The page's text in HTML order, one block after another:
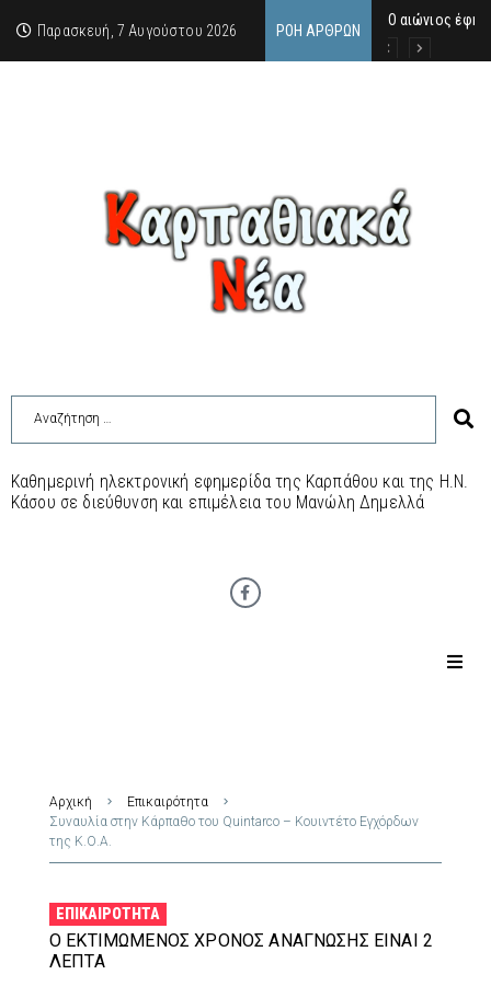
Παρασκευή, 7 Αυγούστου 2026 ΡΟΉ ΆΡΘΡΩΝ
Ο αιώνιος
Δικαστική
Άμεση
Καθημερινή ηλεκτρονική εφημερίδα της Καρπάθου και της Η.Ν.
Κάσου σε διεύθυνση και επιμέλεια του Μανώλη Δημελλά
Αρχική
Επικαιρότητα
Συναυλία στην Κάρπαθο του Quintarco – Κουιντέτο Εγχόρδων
της Κ.Ο.Α.
ΕΠΙΚΑΙΡΌΤΗΤΑ
Ο ΕΚΤΙΜΏΜΕΝΟΣ ΧΡΌΝΟΣ ΑΝΆΓΝΩΣΗΣ ΕΊΝΑΙ 2
ΛΕΠΤΆ